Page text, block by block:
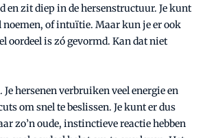
en zit diep in de hersenstructuur. Je kunt
noemen, of intuïtie. Maar kun je er ook
oordeel is zó gevormd. Kan dat niet
Je hersenen verbruiken veel energie en
om snel te beslissen. Je kunt er dus
zo’n oude, instinctieve reactie hebben